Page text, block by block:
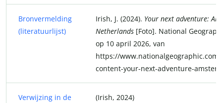
Bronvermelding
(literatuurlijst)
Irish, J. (2024). Your next adventure:
Netherlands [Foto]. National
op 10 april 2026, van
https://
content-your-next-adventure-
Verwijzing in de
(Irish, 2024)